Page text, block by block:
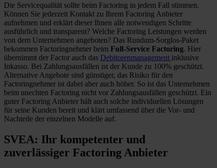
Die Servicequalität sollte beim Factoring in jedem Fall stimmen.
Können Sie jederzeit Kontakt zu Ihrem Factoring Anbieter
aufnehmen und erklärt dieser Ihnen alle notwendigen Schritte
ausführlich und transparent? Welche Factoring Leistungen werden
von dem Unternehmen angeboten? Das Rundum-Sorglos-Paket
bekommen Factoringnehmer beim Full-Service Factoring. Hier
übernimmt der Factor auch das Debitorenmanagement inklusive
Inkasso. Bei Zahlungsausfällen ist der Kunde zu 100% geschützt.
Alternative Angebote sind günstiger, das Risiko für den
Factoringnehmer ist dabei aber auch höher. So ist das Unternehmen
beim unechten Factoring nicht vor Zahlungsausfällen geschützt. Ein
guter Factoring Anbieter hält auch solche individuellen Lösungen
für seine Kunden bereit und klärt umfassend über die Vor- und
Nachteile der einzelnen Modelle auf.
SVEA: Ihr kompetenter und
zuverlässiger Factoring Anbieter